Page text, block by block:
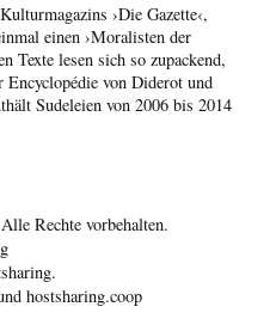
›Die Gazette‹,
einen ›Moralisten der
Texte lesen sich so zupackend,
Encyclopédie von Diderot und
Sudeleien von 2006 bis 2014
Alle Rechte vorbehalten.
.
hostsharing.coop